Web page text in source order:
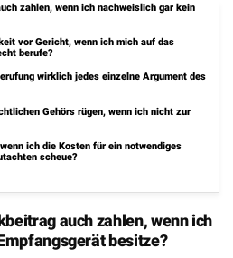
zahlen, wenn ich nachweislich gar kein
vor Gericht, wenn ich mich auf das
berufe?
wirklich jedes einzelne Argument des
Gehörs rügen, wenn ich nicht zur
ich die Kosten für ein notwendiges
scheue?
auch zahlen, wenn ich
besitze?